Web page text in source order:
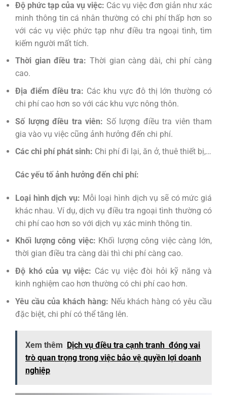
Độ phức tạp của vụ việc: Các vụ việc đơn giản như xác
minh thông tin cá nhân thường có chi phí thấp hơn so
với các vụ việc phức tạp như điều tra ngoại tình, tìm
kiếm người mất tích.
Thời gian điều tra: Thời gian càng dài, chi phí càng
cao.
Địa điểm điều tra: Các khu vực đô thị lớn thường có
chi phí cao hơn so với các khu vực nông thôn.
Số lượng điều tra viên: Số lượng điều tra viên tham
gia vào vụ việc cũng ảnh hưởng đến chi phí.
Các chi phí phát sinh: Chi phí đi lại, ăn ở, thuê thiết bị,…
Các yếu tố ảnh hưởng đến chi phí:
Loại hình dịch vụ: Mỗi loại hình dịch vụ sẽ có mức giá
khác nhau. Ví dụ, dịch vụ điều tra ngoại tình thường có
chi phí cao hơn so với dịch vụ xác minh thông tin.
Khối lượng công việc: Khối lượng công việc càng lớn,
thời gian điều tra càng dài thì chi phí càng cao.
Độ khó của vụ việc: Các vụ việc đòi hỏi kỹ năng và
kinh nghiệm cao hơn thường có chi phí cao hơn.
Yêu cầu của khách hàng: Nếu khách hàng có yêu cầu
đặc biệt, chi phí có thể tăng lên.
Xem thêm
Dịch vụ điều tra cạnh tranh đóng vai
trò quan trọng trong việc bảo vệ quyền lợi doanh
nghiệp